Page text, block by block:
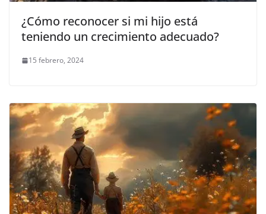
¿Cómo reconocer si mi hijo está
teniendo un crecimiento adecuado?
15 febrero, 2024